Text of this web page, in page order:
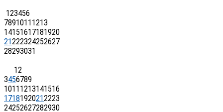
123456
7891011 1213
14151617181920
21222324252627
28293031
12
3456789
1011 1213141516
17181920212223
24252627282930